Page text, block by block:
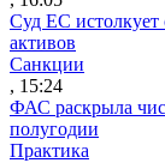
Суд ЕС
активов
Санкции
, 15:24
ФАС раскрыла
полугодии
Практика